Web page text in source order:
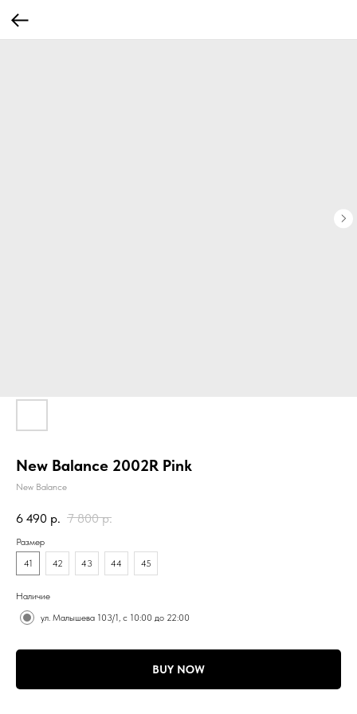
New Balance 2002R Pink
New Balance
6 490 р. 7 800 р.
Размер
41
42 43 44 45
Наличие
ул. Малышева 103/1, с 10:00 до 22:00
BUY NOW